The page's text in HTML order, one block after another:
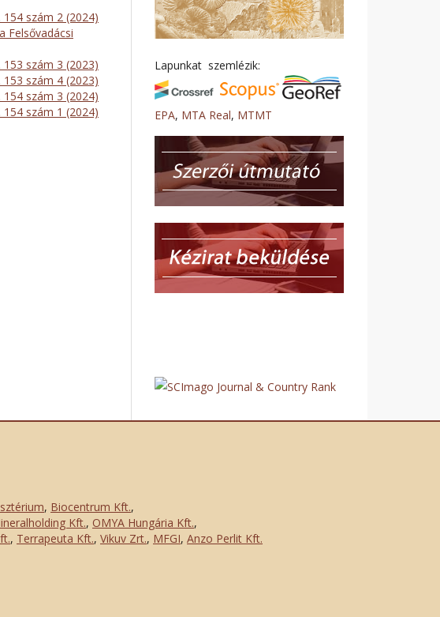
szám 2 (2024)
Felsővadácsi
szám 3 (2023)
szám 4 (2023)
szám 3 (2024)
szám 1 (2024)
Lapunkat szemlézik:
EPA, MTA Real, MTMT
, Biocentrum Kft.,
Kft., OMYA Hungária Kft.,
, Terrapeuta Kft., Vikuv Zrt., MFGI, Anzo Perlit Kft.